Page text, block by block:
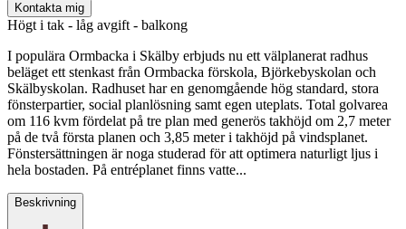
Kontakta mig
Högt i tak - låg avgift - balkong
I populära Ormbacka i Skälby erbjuds nu ett välplanerat radhus
beläget ett stenkast från Ormbacka förskola, Björkebyskolan och
Skälbyskolan. Radhuset har en genomgående hög standard, stora
fönsterpartier, social planlösning samt egen uteplats. Total golvarea
om 116 kvm fördelat på tre plan med generös takhöjd om 2,7 meter
på de två första planen och 3,85 meter i takhöjd på vindsplanet.
Fönstersättningen är noga studerad för att optimera naturligt ljus i
hela bostaden. På entréplanet finns vatte...
Beskrivning